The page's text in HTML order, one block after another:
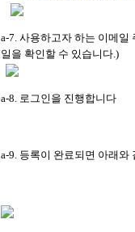
a-7. 사용하고자 하는 이메일
일을 확인할 수 있습니다.)
a-8. 로그인을 진행합니다
a-9. 등록이 완료되면 아래